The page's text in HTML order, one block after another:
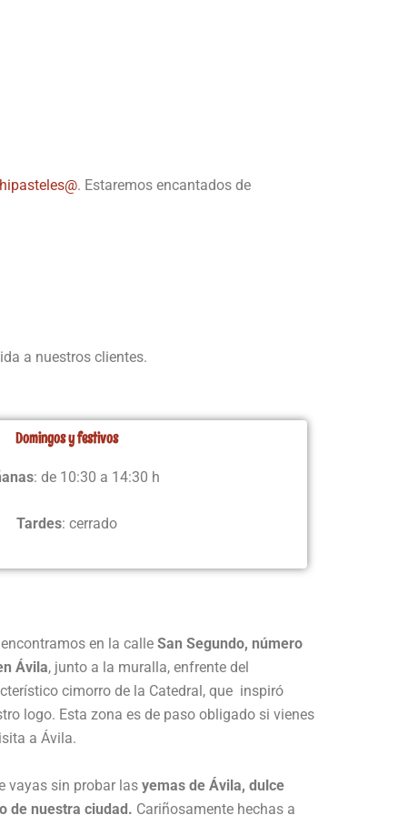
. Estaremos encantados de
a nuestros clientes.
Domingos y festivos
: de 10:30 a 14:30 h
Tardes: cerrado
en la calleSan Segundo, número
Ávila, junto a la muralla, enfrente del
cimorro de la Catedral, que inspiró
logo. Esta zona es de paso obligado si vienes
a Ávila.
vayas sin probar lasyemas de Ávila, dulce
de nuestra ciudad. Cariñosamente hechas a